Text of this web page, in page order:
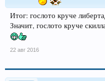
Итог: гослото круче
Значит, гослото круче
22 авг 2016